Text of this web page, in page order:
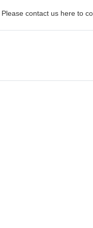
Please contact us here to